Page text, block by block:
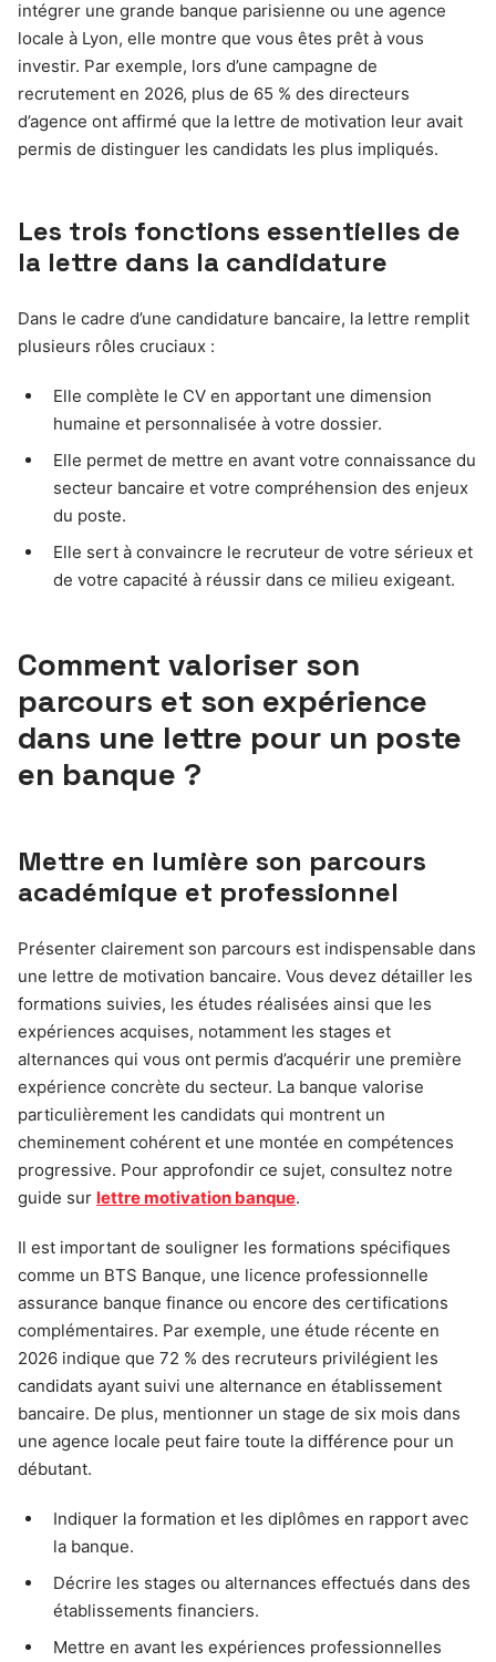
intégrer une grande banque parisienne ou une agence
locale à Lyon, elle montre que vous êtes prêt à vous
investir. Par exemple, lors d’une campagne de
recrutement en 2026, plus de 65 % des directeurs
d’agence ont affirmé que la lettre de motivation leur avait
permis de distinguer les candidats les plus impliqués.
Les trois fonctions essentielles de
la lettre dans la candidature
Dans le cadre d’une candidature bancaire, la lettre remplit
plusieurs rôles cruciaux :
Elle complète le CV en apportant une dimension
humaine et personnalisée à votre dossier.
Elle permet de mettre en avant votre connaissance du
secteur bancaire et votre compréhension des enjeux
du poste.
Elle sert à convaincre le recruteur de votre sérieux et
de votre capacité à réussir dans ce milieu exigeant.
Comment valoriser son
parcours et son expérience
dans une lettre pour un poste
en banque ?
Mettre en lumière son parcours
académique et professionnel
Présenter clairement son parcours est indispensable dans
une lettre de motivation bancaire. Vous devez détailler les
formations suivies, les études réalisées ainsi que les
expériences acquises, notamment les stages et
alternances qui vous ont permis d’acquérir une première
expérience concrète du secteur. La banque valorise
particulièrement les candidats qui montrent un
cheminement cohérent et une montée en compétences
progressive. Pour approfondir ce sujet, consultez notre
guide sur lettre motivation banque.
Il est important de souligner les formations spécifiques
comme un BTS Banque, une licence professionnelle
assurance banque finance ou encore des certifications
complémentaires. Par exemple, une étude récente en
2026 indique que 72 % des recruteurs privilégient les
candidats ayant suivi une alternance en établissement
bancaire. De plus, mentionner un stage de six mois dans
une agence locale peut faire toute la différence pour un
débutant.
Indiquer la formation et les diplômes en rapport avec
la banque.
Décrire les stages ou alternances effectués dans des
établissements financiers.
Mettre en avant les expériences professionnelles